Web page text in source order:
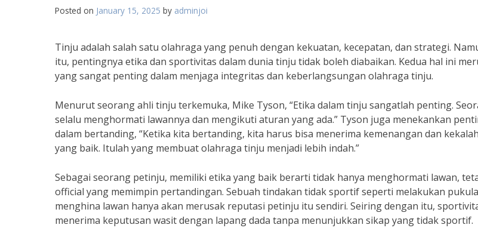
Posted on January 15, 2025 by adminjoi
Tinju adalah salah satu olahraga yang penuh dengan kekuatan, kecepatan, dan strategi.
itu, pentingnya etika dan sportivitas dalam dunia tinju tidak boleh diabaikan. Kedua hal ini
yang sangat penting dalam menjaga integritas dan keberlangsungan olahraga tinju.
Menurut seorang ahli tinju terkemuka, Mike Tyson, “Etika dalam tinju sangatlah penting.
selalu menghormati lawannya dan mengikuti aturan yang ada.” Tyson juga menekankan
dalam bertanding, “Ketika kita bertanding, kita harus bisa menerima kemenangan dan
yang baik. Itulah yang membuat olahraga tinju menjadi lebih indah.”
Sebagai seorang petinju, memiliki etika yang baik berarti tidak hanya menghormati lawan,
official yang memimpin pertandingan. Sebuah tindakan tidak sportif seperti melakukan
menghina lawan hanya akan merusak reputasi petinju itu sendiri. Seiring dengan itu,
menerima keputusan wasit dengan lapang dada tanpa menunjukkan sikap yang tidak sportif.